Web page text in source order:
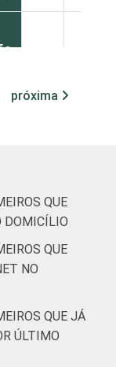
12
20
próxima
QUE
DOMICÍLIO
QUE
NO
QUE JÁ
ÚLTIMO